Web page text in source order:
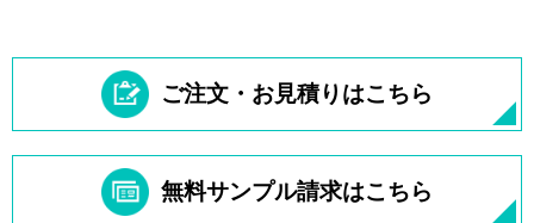
ご注文・お見積りはこちら
無料サンプル請求はこちら